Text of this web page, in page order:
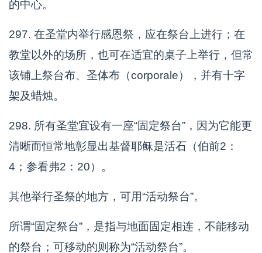
的中心。
297. 在圣堂内举行感恩祭，应在祭台上进行；在
教堂以外的场所，也可在适宜的桌子上举行，但常
该铺上祭台布、圣体布（corporale），并有十字
架及蜡烛。
298. 所有圣堂宜设有一座“固定祭台”，因为它能更
清晰而恒常地彰显出基督耶稣是活石（伯前2：
4；参看弗2：20）。
其他举行圣祭的地方，可用“活动祭台”。
所谓“固定祭台”，是指与地面固定相连，不能移动
的祭台；可移动的则称为“活动祭台”。